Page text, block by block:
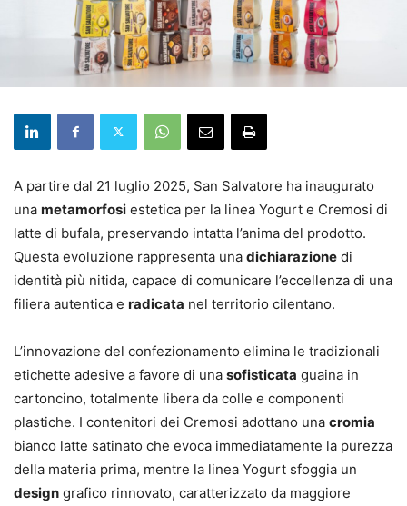
A partire dal 21 luglio 2025, San Salvatore ha inaugurato
una metamorfosi estetica per la linea Yogurt e Cremosi di
latte di bufala, preservando intatta l’anima del prodotto.
Questa evoluzione rappresenta una dichiarazione di
identità più nitida, capace di comunicare l’eccellenza di una
filiera autentica e radicata nel territorio cilentano.
L’innovazione del confezionamento elimina le tradizionali
etichette adesive a favore di una sofisticata guaina in
cartoncino, totalmente libera da colle e componenti
plastiche. I contenitori dei Cremosi adottano una cromia
bianco latte satinato che evoca immediatamente la purezza
della materia prima, mentre la linea Yogurt sfoggia un
design grafico rinnovato, caratterizzato da maggiore